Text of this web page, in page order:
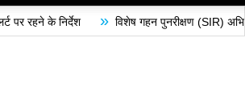
» विशेष गहन पुनरीक्षण (SIR) अभियान के अंतर्गत